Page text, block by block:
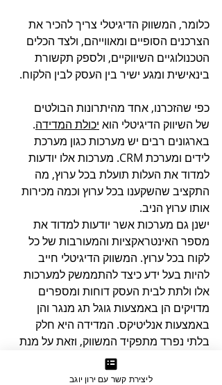
כלומר, המשווק הדיגיטלי צריך להכיר את
הצרכנים הסופיים ומאווייהם, ולצד הכלים
הטכנולוגיים השיווקיים, ולספק תקשורת
בינאישית ומגע ישיר בין העסק לבין הלקוח.
כפי שהזכרנו, אחד מהיתרונות הבולטים
של השיווק הדיגיטלי הוא יכולת המדידה.
בארגונים רבים יש מערכות כגון מערכת
לידים ומערכת CRM. מערכות אלו יודעות
למדוד את העלות תועלת בכל ערוץ, מה
התקציב שהשקענו בכל ערוץ וכמה מכירות
אותו ערוץ הניב.
ישנן גם מערכות אשר יודעות למדוד את
מספר האינטראקציות והמעורבות של כל
לקוח בכל ערוץ. המשווק הדיגיטלי חייב
להיות בעל ידע כיצד להתממשק למערכות
אלו ולתת לבית העסק דוחות ומספרים
מדויקים הן באמצעות גוגל תג מנגר והן
באמצעות אנליטיקס. המדידה היא חלק
בלתי נפרד מתפקיד המשווק, וזאת על מנת
לבצע אופטימיזציה בין הערוצים ובכדי לתת
לעסק את התוצאות הטובות ביותר
ליצירת קשר עם ירון יוגב